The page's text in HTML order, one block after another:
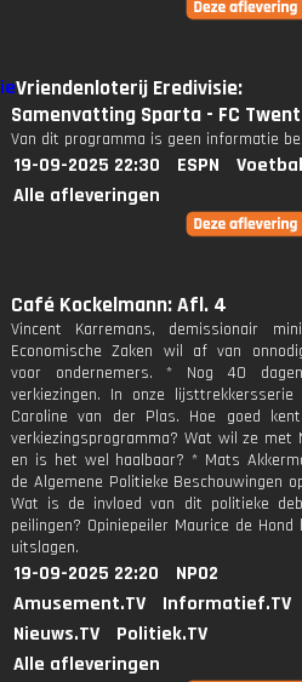
Vriendenloterij Eredivisie:
Samenvatting Sparta - FC
Van dit programma is geen informatie
19-09-2025 22:30 ESPN
Alle afleveringen
Café Kockelmann: Afl. 4
Vincent Karremans, demissionair
Economische Zaken wil af van
voor ondernemers. * Nog 40
verkiezingen. In onze lijsttrekkersserie
Caroline van der Plas. Hoe goed
verkiezingsprogramma? Wat wil ze met
en is het wel haalbaar? * Mats
de Algemene Politieke Beschouwingen
Wat is de invloed van dit politieke
peilingen? Opiniepeiler Maurice de
uitslagen.
19-09-2025 22:20
NPO2
Amusement.TV
Informatief.TV
Nieuws.TV
Politiek.TV
Alle afleveringen